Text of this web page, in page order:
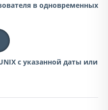
в одновременных
с указанной даты или